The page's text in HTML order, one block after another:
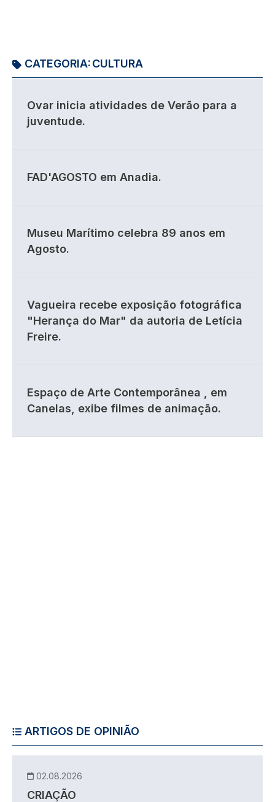
CATEGORIA:CULTURA
Ovar inicia atividades de Verão para a
juventude.
FAD'AGOSTO em Anadia.
Museu Marítimo celebra 89 anos em
Agosto.
Vagueira recebe exposição fotográfica
"Herança do Mar" da autoria de Letícia
Freire.
Espaço de Arte Contemporânea , em
Canelas, exibe filmes de animação.
ARTIGOS DE OPINIÃO
02.08.2026
CRIAÇÃO